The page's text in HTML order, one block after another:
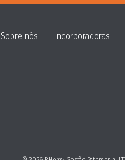
Sobre nós Incorporadoras